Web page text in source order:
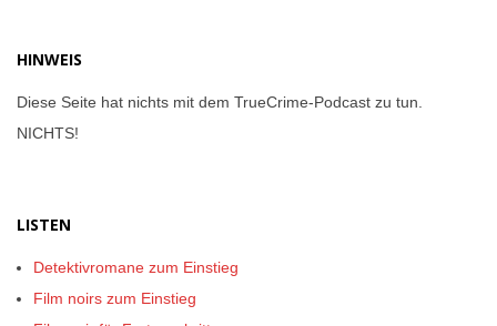
HINWEIS
Diese Seite hat nichts mit dem TrueCrime-Podcast zu tun.
NICHTS!
LISTEN
Detektivromane zum Einstieg
Film noirs zum Einstieg